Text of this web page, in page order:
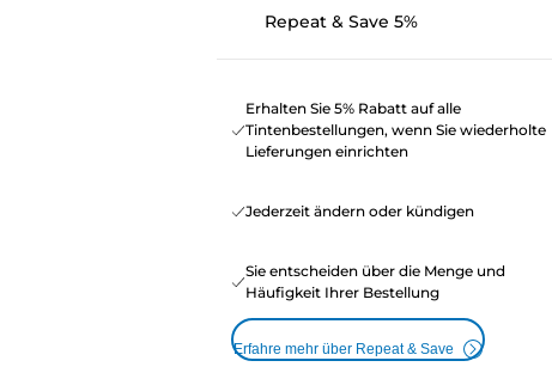
Repeat & Save 5%
Erhalten Sie 5% Rabatt auf alle
Tintenbestellungen, wenn Sie wiederholte
Lieferungen einrichten
Jederzeit ändern oder kündigen
Sie entscheiden über die Menge und
Häufigkeit Ihrer Bestellung
Erfahre mehr über Repeat & Save